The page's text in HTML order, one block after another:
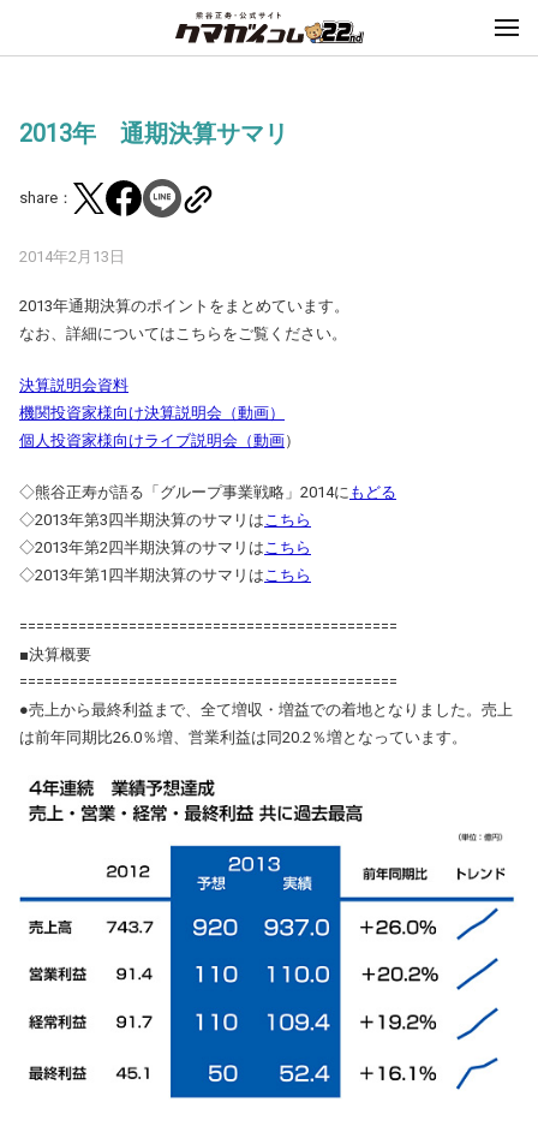
2013年 通期決算サマリ
share：
2014年2月13日
2013年通期決算のポイントをまとめています。
なお、詳細についてはこちらをご覧ください。
決算説明会資料
機関投資家様向け決算説明会（動画）
個人投資家様向けライブ説明会（動画）
◇熊谷正寿が語る「グループ事業戦略」2014に もどる
◇2013年第3四半期決算のサマリは こちら
◇2013年第2四半期決算のサマリは こちら
◇2013年第1四半期決算のサマリは こちら
=============================================
■決算概要
=============================================
●売上から最終利益まで、全て増収・増益での着地となりました。売上
は前年同期比26.0％増、営業利益は同20.2％増となっています。